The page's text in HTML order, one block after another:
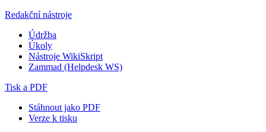
Redakční nástroje
Údržba
Úkoly
Nástroje WikiSkript
Zammad (Helpdesk WS)
Tisk a PDF
Stáhnout jako PDF
Verze k tisku